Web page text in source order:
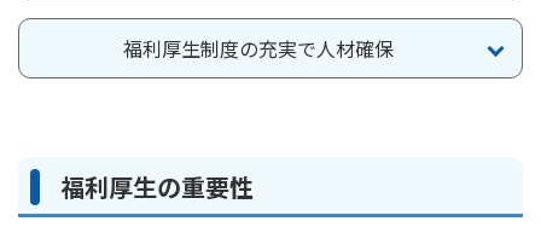
ご契約者さま
保険をご検討中のお客さま
法人のお客さま
福利厚生制度の充実で人材確保
福利厚生の重要性